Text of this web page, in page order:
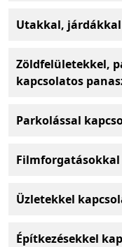
Utakkal,
Zöldfelületekkel,
kapcsolatos
Parkolással
Üzletekkel
Építkezésekkel